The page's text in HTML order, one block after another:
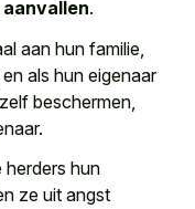
.
aan hun familie,
als hun eigenaar
beschermen,
herders hun
ze uit angst